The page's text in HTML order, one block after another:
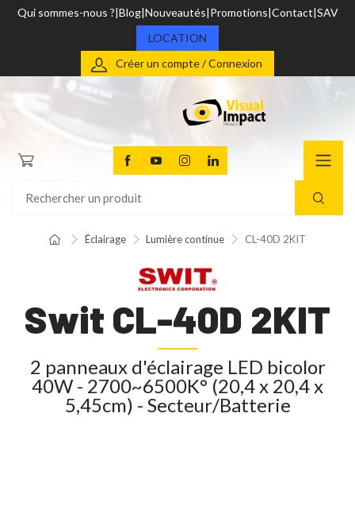
Qui sommes-nous ? Blog Nouveautés Promotions Contact SAV
LOCATION
Créer un compte / Connexion
Éclairage Lumière continue CL-40D 2KIT
Swit CL-40D 2KIT
2 panneaux d'éclairage LED bicolor
40W - 2700~6500K° (20,4 x 20,4 x
5,45cm) - Secteur/Batterie